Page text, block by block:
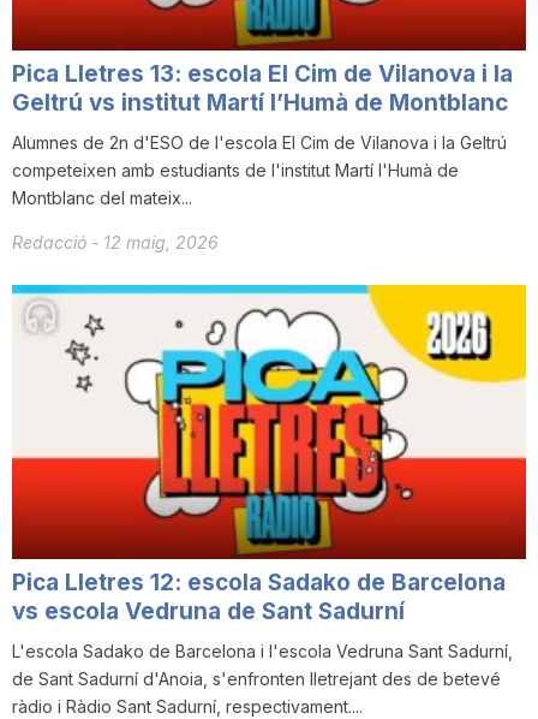
Pica Lletres 13: escola El Cim de Vilanova i la
Geltrú vs institut Martí l’Humà de Montblanc
Alumnes de 2n d'ESO de l'escola El Cim de Vilanova i la Geltrú
competeixen amb estudiants de l'institut Martí l'Humà de
Montblanc del mateix...
Redacció - 12 maig, 2026
Pica Lletres 12: escola Sadako de Barcelona
vs escola Vedruna de Sant Sadurní
L'escola Sadako de Barcelona i l'escola Vedruna Sant Sadurní,
de Sant Sadurní d'Anoia, s'enfronten lletrejant des de betevé
ràdio i Ràdio Sant Sadurní, respectivament....